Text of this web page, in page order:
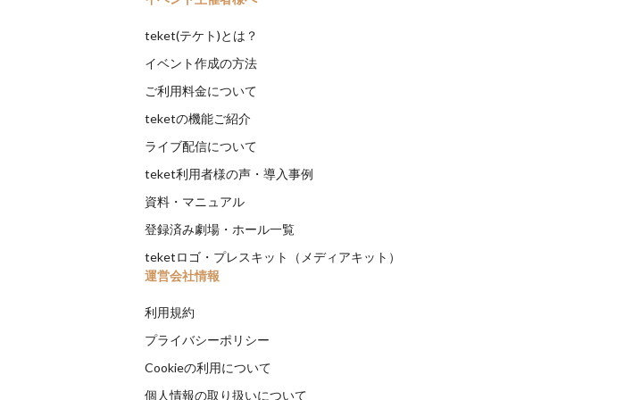
teket(テケト)とは？
イベント作成の方法
ご利用料金について
teketの機能ご紹介
ライブ配信について
teket利用者様の声・導入事例
資料・マニュアル
登録済み劇場・ホール一覧
teketロゴ・プレスキット（メディアキット）
運営会社情報
利用規約
プライバシーポリシー
Cookieの利用について
個人情報の取り扱いについて